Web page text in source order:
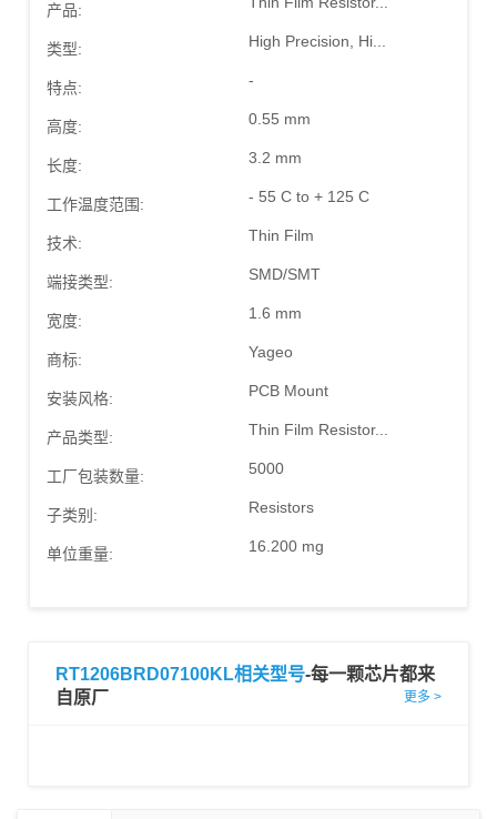
产品:
类型: High Precision, Hi...
特点: -
高度: 0.55 mm
长度: 3.2 mm
工作温度范围: - 55 C to + 125 C
技术: Thin Film
端接类型: SMD/SMT
宽度: 1.6 mm
商标: Yageo
安装风格: PCB Mount
产品类型: Thin Film Resistor...
工厂包装数量: 5000
子类别: Resistors
单位重量: 16.200 mg
RT1206BRD07100KL相关型号-每一颗芯片都来
自原厂
更多 >